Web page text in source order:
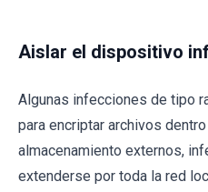
Aislar el dispositivo
Algunas infecciones de tipo
para encriptar archivos
almacenamiento externos,
extenderse por toda la red